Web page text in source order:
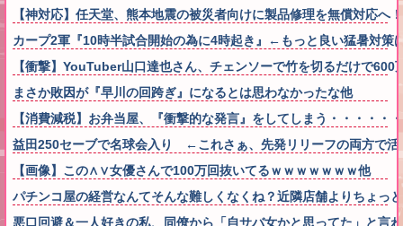
【神対応】任天堂、熊本地震の被災者向けに製品修理を無償対応へ
カープ2軍『10時半試合開始の為に4時起き』←もっと良い猛暑対策
【衝撃】YouTuber山口達也さん、チェンソーで竹を切るだけで
まさか敗因が『早川の回跨ぎ』になるとは思わなかったな他
【消費減税】お弁当屋、『衝撃的な発言』をしてしまう・・・・・
益田250セーブで名球会入り ←これさぁ、先発リリーフの両方で活
【画像】この∧∨女優さんで100万回抜いてるｗｗｗｗｗｗｗ他
パチンコ屋の経営なんてそんな難しくなくね？近隣店舗よりちょっ
悪口回避＆一人好きの私、同僚から「自サバ女かと思ってた」と